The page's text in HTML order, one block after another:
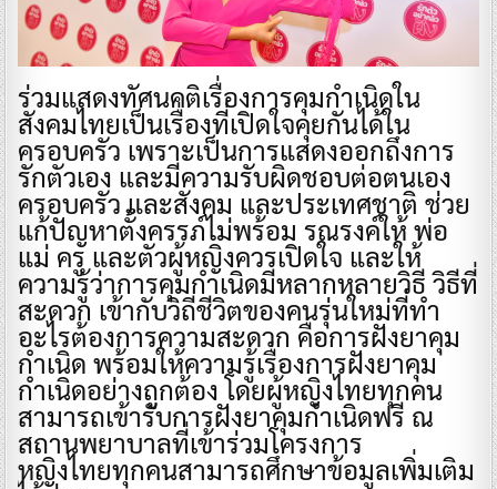
ร่วมแสดงทัศนคติเรื่องการคุมกำเนิดใน
สังคมไทยเป็นเรื่องที่เปิดใจคุยกันได้ใน
ครอบครัว เพราะเป็นการแสดงออกถึงการ
รักตัวเอง และมีความรับผิดชอบต่อตนเอง
ครอบครัว และสังคม และประเทศชาติ ช่วย
แก้ปัญหาตั้งครรภ์ไม่พร้อม รณรงค์ให้ พ่อ
แม่ ครู และตัวผู้หญิงควรเปิดใจ และให้
ความรู้ว่าการคุมกำเนิดมีหลากหลายวิธี วิธีที่
สะดวก เข้ากับวิถีชีวิตของคนรุ่นใหม่ที่ทำ
อะไรต้องการความสะดวก คือการฝังยาคุม
กำเนิด พร้อมให้ความรู้เรื่องการฝังยาคุม
กำเนิดอย่างถูกต้อง โดยผู้หญิงไทยทุกคน
สามารถเข้ารับการฝังยาคุมกำเนิดฟรี ณ
สถานพยาบาลที่เข้าร่วมโครงการ
หญิงไทยทุกคนสามารถศึกษาข้อมูลเพิ่มเติม